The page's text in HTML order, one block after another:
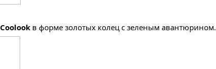
Coolook в форме золотых колец с зеленым авантюрином.